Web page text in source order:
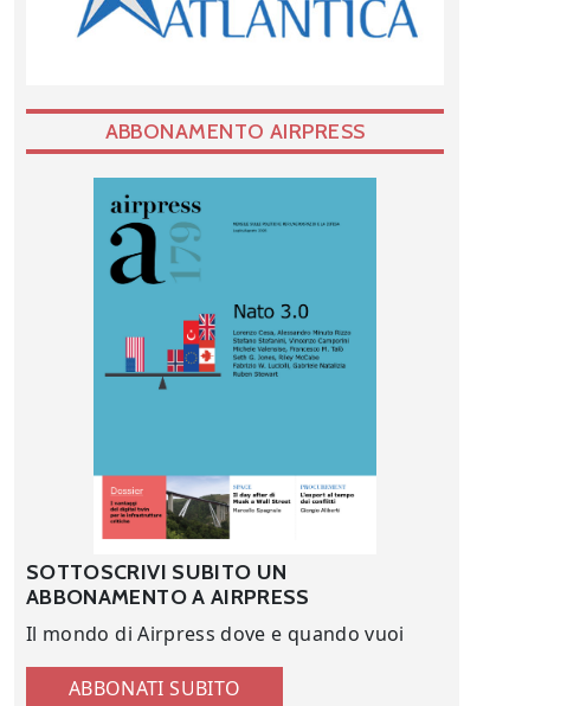
ABBONAMENTO AIRPRESS
SOTTOSCRIVI SUBITO UN
ABBONAMENTO A AIRPRESS
Il mondo di Airpress dove e quando vuoi
ABBONATI SUBITO